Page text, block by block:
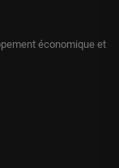
économique et